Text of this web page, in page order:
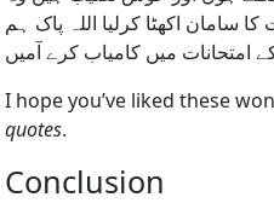
سامان اکھٹا کرلیا اللہ پاک ہم
امتحانات میں کامیاب کرے آمیں
I hope you’ve liked these
quotes.
Conclusion